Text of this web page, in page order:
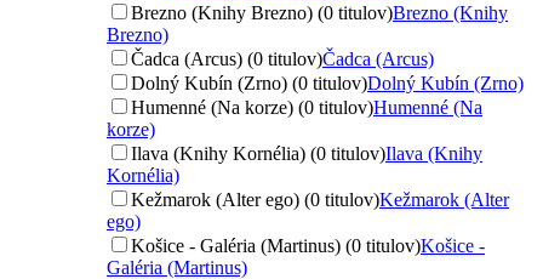
Brezno (Knihy Brezno) (0 titulov)Brezno (Knihy
Brezno)
Čadca (Arcus) (0 titulov)Čadca (Arcus)
Dolný Kubín (Zrno) (0 titulov)Dolný Kubín (Zrno)
Humenné (Na korze) (0 titulov)Humenné (Na
korze)
Ilava (Knihy Kornélia) (0 titulov)Ilava (Knihy
Kornélia)
Kežmarok (Alter ego) (0 titulov)Kežmarok (Alter
ego)
Košice - Galéria (Martinus) (0 titulov)Košice -
Galéria (Martinus)